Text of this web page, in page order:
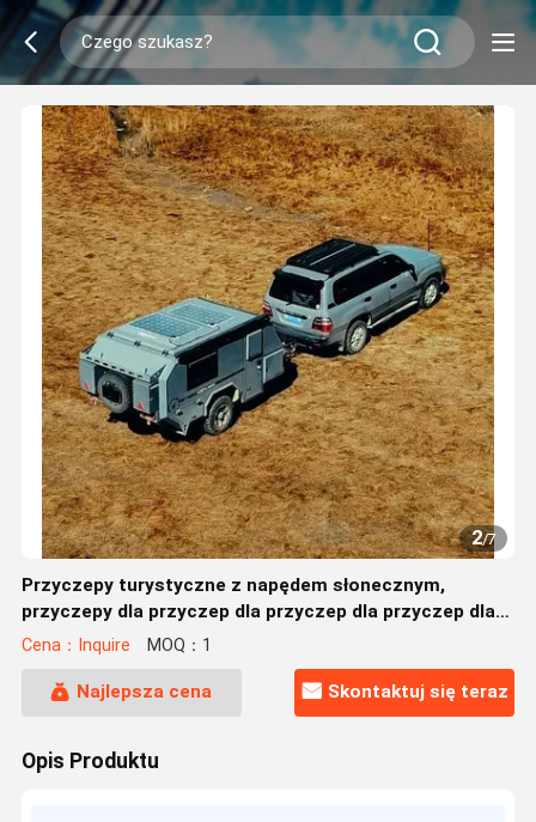
2/7
Przyczepy turystyczne z napędem słonecznym,
przyczepy dla przyczep dla przyczep dla przyczep dla
przyczep dla przyczep dla przyczep dla przyczep dla
przyczep dla przyczep dla przyczep dla przyczep dla
przyczep dla przyczep dla przyczep dla przyczep dla
przyczep dla przyczep dla przyczep dla przyczep dla
przyczep dla przyczep dla przyczep dla przyczep dla
Cena：Inquire MOQ：1
Najlepsza cena Skontaktuj się teraz
Opis Produktu